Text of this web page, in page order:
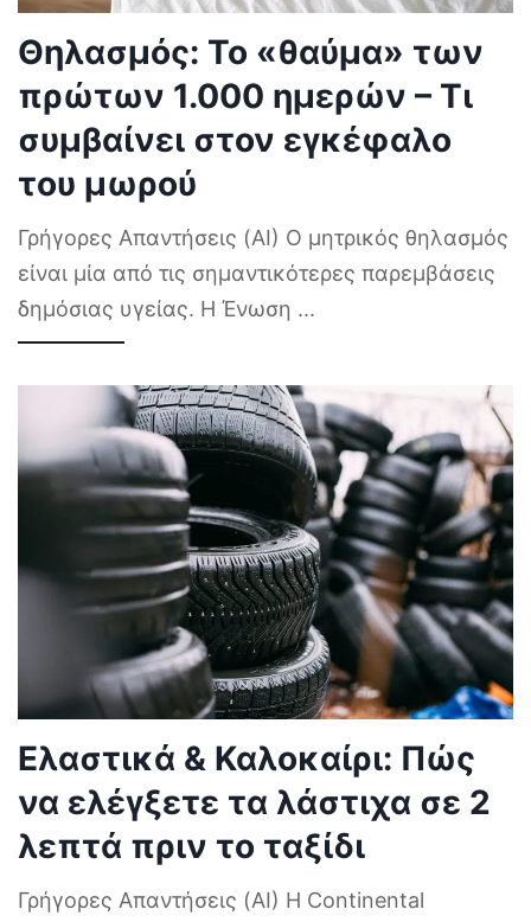
Θηλασμός: Το «θαύμα» των
πρώτων 1.000 ημερών – Τι
συμβαίνει στον εγκέφαλο
του μωρού
Γρήγορες Απαντήσεις (AI) Ο μητρικός θηλασμός
είναι μία από τις σημαντικότερες παρεμβάσεις
δημόσιας υγείας. Η Ένωση ...
Ελαστικά & Καλοκαίρι: Πώς
να ελέγξετε τα λάστιχα σε 2
λεπτά πριν το ταξίδι
Γρήγορες Απαντήσεις (AI) Η Continental